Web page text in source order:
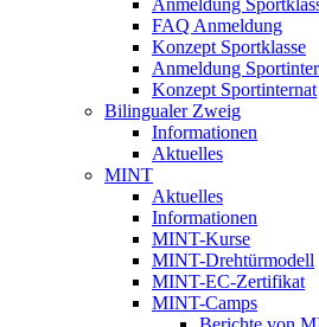
Anmeldung
FAQ Anmeldung
Konzept Sportklasse
Anmeldung
Konzept Sportinternat
Bilingualer Zweig
Informationen
Aktuelles
MINT
Aktuelles
Informationen
MINT-Kurse
MINT-Drehtürmodell
MINT-EC-Zertifikat
MINT-Camps